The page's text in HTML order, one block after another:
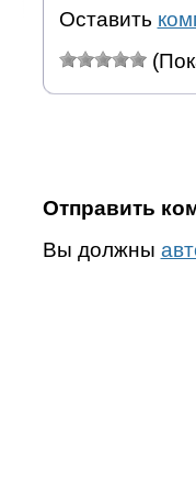
Оставить
Отправить
Вы должны